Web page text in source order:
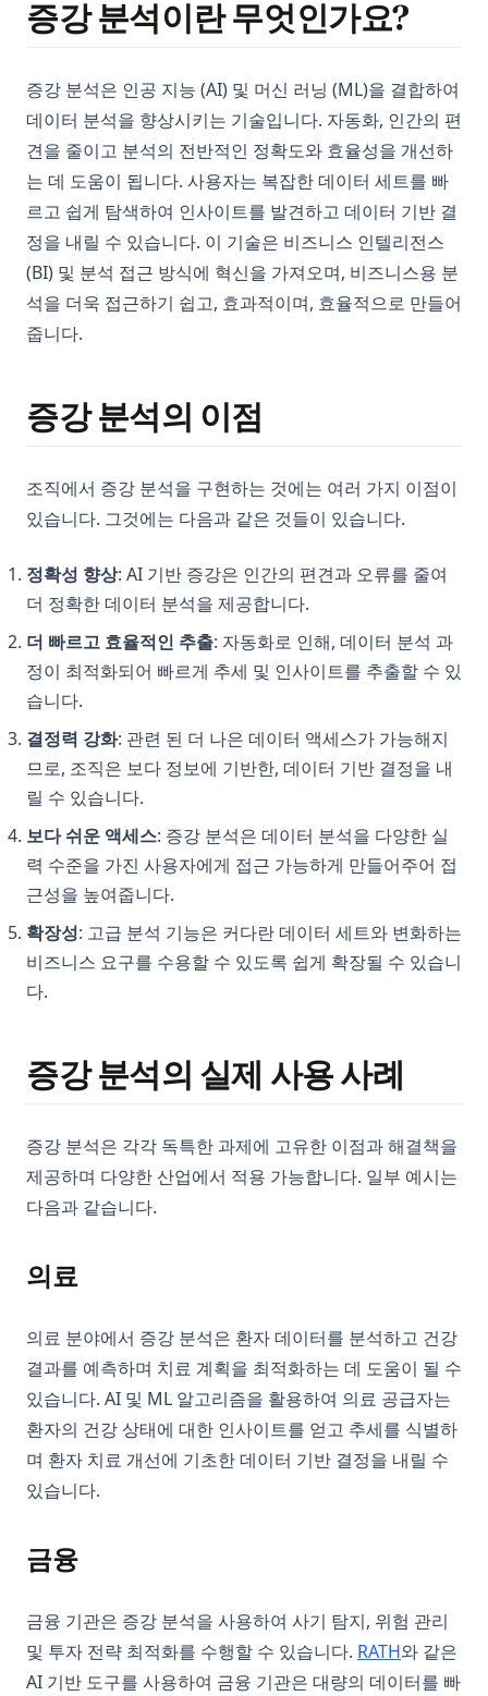
증강 분석이란 무엇인가요?
증강 분석은 인공 지능 (AI) 및 머신 러닝 (ML)을 결합하여
데이터 분석을 향상시키는 기술입니다. 자동화, 인간의 편
견을 줄이고 분석의 전반적인 정확도와 효율성을 개선하
는 데 도움이 됩니다. 사용자는 복잡한 데이터 세트를 빠
르고 쉽게 탐색하여 인사이트를 발견하고 데이터 기반 결
정을 내릴 수 있습니다. 이 기술은 비즈니스 인텔리전스
(BI) 및 분석 접근 방식에 혁신을 가져오며, 비즈니스용 분
석을 더욱 접근하기 쉽고, 효과적이며, 효율적으로 만들어
줍니다.
증강 분석의 이점
조직에서 증강 분석을 구현하는 것에는 여러 가지 이점이
있습니다. 그것에는 다음과 같은 것들이 있습니다.
정확성 향상: AI 기반 증강은 인간의 편견과 오류를 줄여
더 정확한 데이터 분석을 제공합니다.
더 빠르고 효율적인 추출: 자동화로 인해, 데이터 분석 과
정이 최적화되어 빠르게 추세 및 인사이트를 추출할 수 있
습니다.
결정력 강화: 관련 된 더 나은 데이터 액세스가 가능해지
므로, 조직은 보다 정보에 기반한, 데이터 기반 결정을 내
릴 수 있습니다.
보다 쉬운 액세스: 증강 분석은 데이터 분석을 다양한 실
력 수준을 가진 사용자에게 접근 가능하게 만들어주어 접
근성을 높여줍니다.
확장성: 고급 분석 기능은 커다란 데이터 세트와 변화하는
비즈니스 요구를 수용할 수 있도록 쉽게 확장될 수 있습니
다.
증강 분석의 실제 사용 사례
증강 분석은 각각 독특한 과제에 고유한 이점과 해결책을
제공하며 다양한 산업에서 적용 가능합니다. 일부 예시는
다음과 같습니다.
의료
의료 분야에서 증강 분석은 환자 데이터를 분석하고 건강
결과를 예측하며 치료 계획을 최적화하는 데 도움이 될 수
있습니다. AI 및 ML 알고리즘을 활용하여 의료 공급자는
환자의 건강 상태에 대한 인사이트를 얻고 추세를 식별하
며 환자 치료 개선에 기초한 데이터 기반 결정을 내릴 수
있습니다.
금융
금융 기관은 증강 분석을 사용하여 사기 탐지, 위험 관리
및 투자 전략 최적화를 수행할 수 있습니다. RATH(opens in
와 같은
AI 기반 도구를 사용하여 금융 기관은 대량의 데이터를 빠